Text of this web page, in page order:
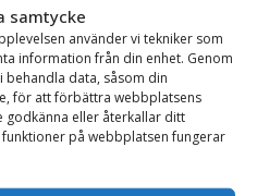
samtycke
använder vi tekniker som
information från din enhet. Genom
behandla data, såsom din
för att förbättra webbplatsens
godkänna eller återkallar ditt
på webbplatsen fungerar
kategori